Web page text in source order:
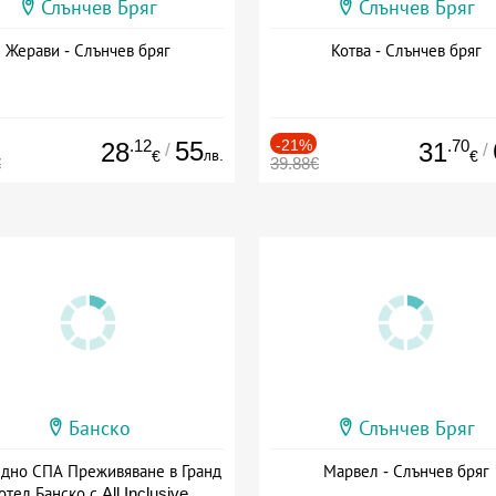
Слънчев Бряг
Жерави - Слънчев бряг
28.12
€ / 55лв.
Слънчев Бряг
Котва - Слънчев бряг
-21%
39.88€ 31.70
€ /
Банско
СПА Преживяване в Гранд
Слънчев Бряг
Марвел - Слънчев бряг